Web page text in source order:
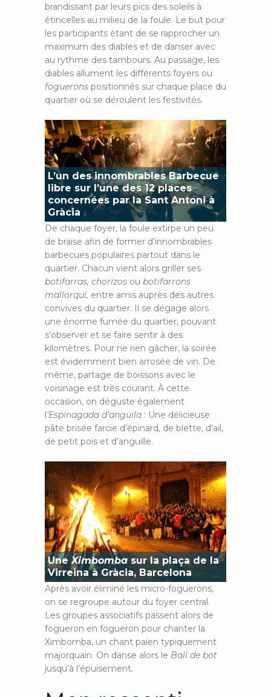
brandissant par leurs pics des soleils à
étincelles au milieu de la foule. Le but pour
les participants étant de se rapprocher un
maximum des diables et de danser avec
au rythme des tambours. Au passage, les
diables allument les différents foyers ou
foguerons positionnés sur chaque place du
quartier où se déroulent les festivités.
L’un des innombrables Barbecue
libre sur l’une des 12 places
concernées par la Sant Antoni à
Gràcia
De chaque foyer, la foule extirpe un peu
de braise afin de former d’innombrables
barbecues populaires partout dans le
quartier. Chacun vient alors griller ses
botifarras, chorizos ou botifarrons
mallorquí, entre amis auprès des autres
convives du quartier. Il se dégage alors
une énorme fumée du quartier, pouvant
s’observer et se faire sentir à des
kilomètres. Pour ne rien gâcher, la soirée
est évidemment bien arrosée de vin. De
même, partage de boissons avec le
voisinage est très courant. À cette
occasion, on déguste également
‘Espinagada d’anguila : Une délicieuse
pâte brisée farcie d’épinard, de blette, d’ail,
de petit pois et d’anguille.
UneXimbomba sur la plaça de la
Virreina à Gràcia, Barcelona
Après avoir éliminé les micro-foguerons,
on se regroupe autour du foyer central.
Les groupes associatifs passent alors de
fogueron en fogueron pour chanter la
Ximbomba, un chant païen typiquement
majorquain. On danse alors le Ball de bot
jusqu’à l’épuisement.